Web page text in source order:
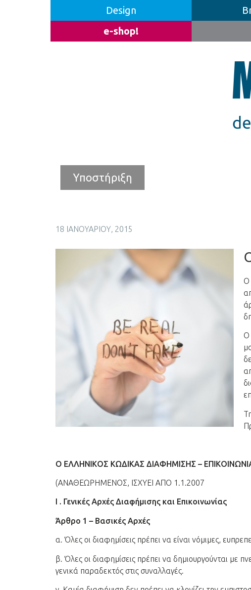
Design
e-shop!
Υποστήριξη
18 ΙΑΝΟΥΑΡΊΟΥ, 2015
Ο
Ο
Ο ΕΛΛΗΝΙΚΟΣ ΚΩΔΙΚΑΣ ΔΙΑΦΗΜΙΣΗΣ –
(ΑΝΑΘΕΩΡΗΜΕΝΟΣ, ΙΣΧΥΕΙ ΑΠΟ 1.1.2007
Ι . Γενικές Αρχές Διαφήμισης και Επικοινωνίας
Άρθρο 1 – Βασικές Αρχές
α. Όλες οι διαφημίσεις πρέπει να είναι νόμιμες,
β. Όλες οι διαφημίσεις πρέπει να δημιουργούνται με
γενικά παραδεκτός στις συναλλαγές.